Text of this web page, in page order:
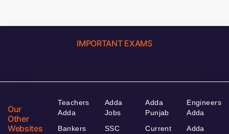
IMPORTANT EXAMS
Our
Other
Websites
Teachers
Adda
Bankers
Adda
Jobs
SSC
Adda
Punjab
Current
Engineers
Adda
Adda